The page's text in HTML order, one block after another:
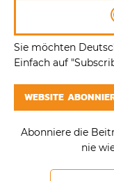
Sie möchten
Einfach auf
WEBSITE
Abonniere die
nie